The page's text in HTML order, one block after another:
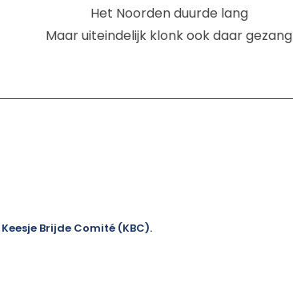
Het Noorden duurde lang
Maar uiteindelijk klonk ook daar gezang
Keesje Brijde Comité (KBC).